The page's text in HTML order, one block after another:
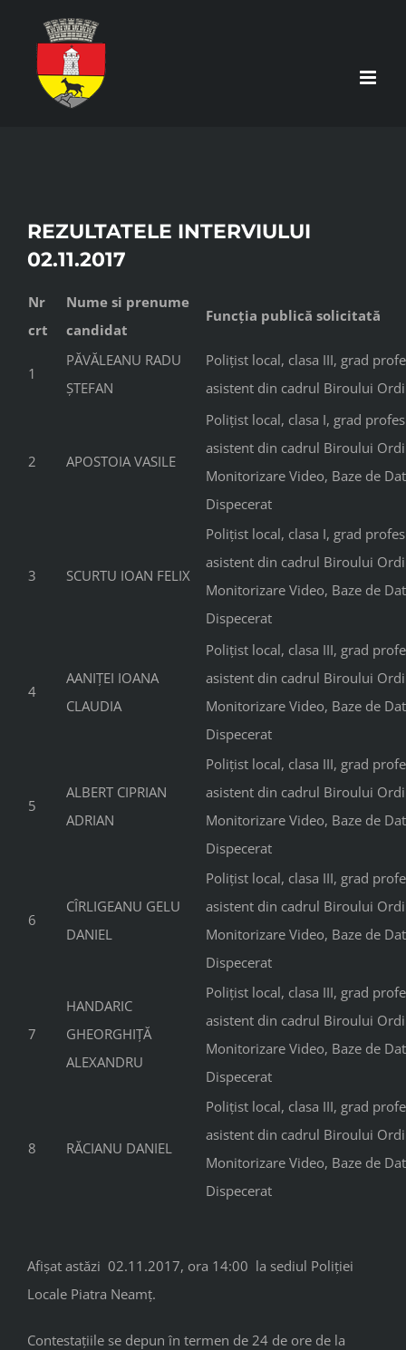
content
REZULTATELE INTERVIULUI
02.11.2017
Nr
crt
Nume si prenume
candidat
Funcția publică solicitată
1
PĂVĂLEANU RADU
ȘTEFAN
Polițist local, clasa III, grad
asistent din cadrul Biroului
2 APOSTOIA VASILE
Polițist local, clasa I, grad
asistent din cadrul Biroului
Monitorizare Video, Baze de
Dispecerat
3 SCURTU IOAN FELIX
Polițist local, clasa I, grad
asistent din cadrul Biroului
Monitorizare Video, Baze de
Dispecerat
4
AANIȚEI IOANA
CLAUDIA
Polițist local, clasa III, grad
asistent din cadrul Biroului
Monitorizare Video, Baze de
Dispecerat
5
ALBERT CIPRIAN
ADRIAN
Polițist local, clasa III, grad
asistent din cadrul Biroului
Monitorizare Video, Baze de
Dispecerat
6
CÎRLIGEANU GELU
DANIEL
Polițist local, clasa III, grad
asistent din cadrul Biroului
Monitorizare Video, Baze de
Dispecerat
7
HANDARIC
GHEORGHIȚĂ
ALEXANDRU
Polițist local, clasa III, grad
asistent din cadrul Biroului
Monitorizare Video, Baze de
Dispecerat
8 RĂCIANU DANIEL
Polițist local, clasa III, grad
asistent din cadrul Biroului
Monitorizare Video, Baze de
Dispecerat
Afișat astăzi 02.11.2017, ora 14:00 la sediul Poliției
Locale Piatra Neamț.
Contestațiile se depun în termen de 24 de ore de la